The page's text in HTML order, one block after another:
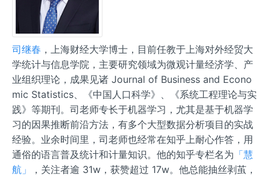
司继春 ，上海财经大学博士，目前任教于上海对外经贸大
学统计与信息学院，主要研究领域为微观计量经济学、产
业组织理论，成果见诸 Journal of Business and Econo
mic Statistics、《中国人口科学》、《系统工程理论与实
践》等期刊。司老师专长于机器学习，尤其是基于机器学
习的因果推断前沿方法，有多个大型数据分析项目的实战
经验。业余时间里，司老师也经常在知乎上耐心作答，用
通俗的语言普及统计和计量知识。他的知乎专栏名为 「慧
航」
，关注者逾 31w，获赞超过 17w。他总能抽丝剥茧，